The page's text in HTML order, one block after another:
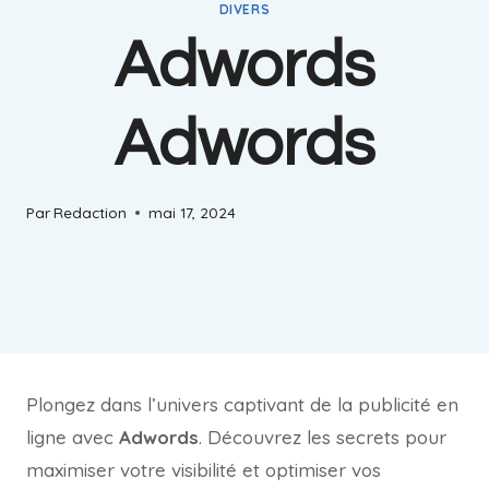
DIVERS
Adwords
Adwords
ParRedaction mai 17, 2024
Plongez dans l’univers captivant de la publicité en
ligne avec Adwords. Découvrez les secrets pour
maximiser votre visibilité et optimiser vos